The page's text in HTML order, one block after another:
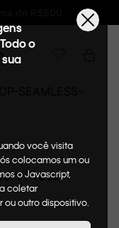
Ganhe
o
você visita
colocamos um ou
o Javascript,
coletar
outro dispositivo.
Preto